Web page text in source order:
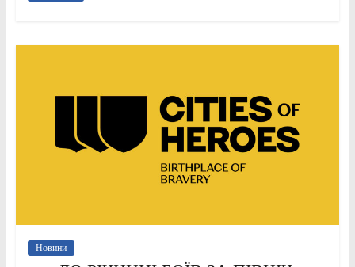
Новини